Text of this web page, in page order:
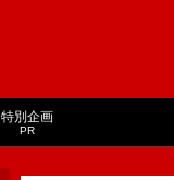
特別企画
PR